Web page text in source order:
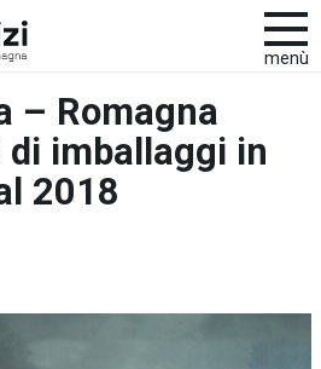
menù
– Romagna
di imballaggi in
2018